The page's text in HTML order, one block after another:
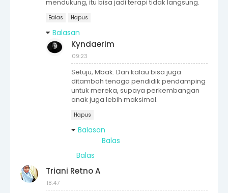
mendukung, itu bisa jadi terapi tidak langsung.
Balas Hapus
Balasan
Kyndaerim
09:23
Setuju, Mbak. Dan kalau bisa juga
ditambah tenaga pendidik pendamping
untuk mereka, supaya perkembangan
anak juga lebih maksimal.
Hapus
Balasan
Balas
Balas
Triani Retno A
18:47